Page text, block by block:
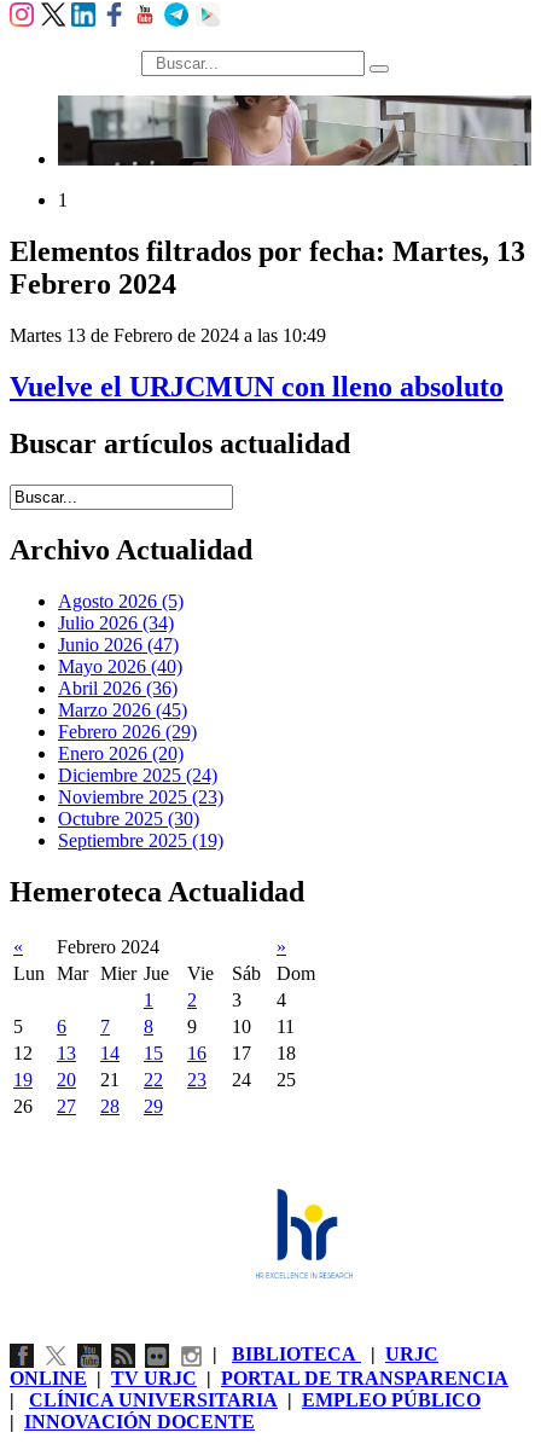
búsqueda
1
Elementos filtrados por fecha: Martes, 13
Febrero 2024
Martes 13 de Febrero de 2024 a las 10:49
Vuelve el URJCMUN con lleno absoluto
Buscar artículos actualidad
Introduce términos de búsqueda
Archivo Actualidad
Agosto 2026 (5)
Julio 2026 (34)
Junio 2026 (47)
Mayo 2026 (40)
Abril 2026 (36)
Marzo 2026 (45)
Febrero 2026 (29)
Enero 2026 (20)
Diciembre 2025 (24)
Noviembre 2025 (23)
Octubre 2025 (30)
Septiembre 2025 (19)
Hemeroteca Actualidad
« Febrero 2024
»
Lun
Mar Mier Jue Vie Sáb
Dom
1
2 3
4
5
6 7 8 9 10
11
12
13 14 15 16 17
18
19
20 21 22 23 24
25
26
27 28 29
| BIBLIOTECA | URJC
ONLINE | TV URJC | PORTAL DE TRANSPARENCIA
| CLÍNICA UNIVERSITARIA | EMPLEO PÚBLICO
| INNOVACIÓN DOCENTE